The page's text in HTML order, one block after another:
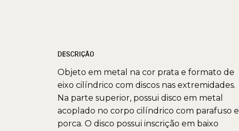
DESCRIÇÃO
Objeto em metal na cor prata e formato de
eixo cilíndrico com discos nas extremidades.
Na parte superior, possui disco em metal
acoplado no corpo cilíndrico com parafuso e
porca. O disco possui inscrição em baixo